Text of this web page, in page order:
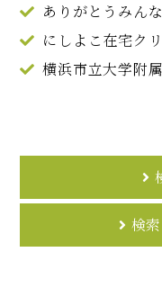
ありがとうみん
にしよこ在宅ク
横浜市立大学附
検